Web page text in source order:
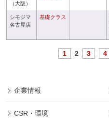
（大阪）
シモジマ
名古屋店
基礎クラス
1 2 3 4
企業情報
CSR・環境